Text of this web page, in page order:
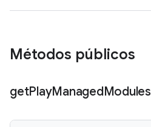
Métodos públicos
getPlayManagedModules